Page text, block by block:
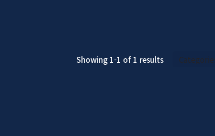
Showing 1-1 of 1 results